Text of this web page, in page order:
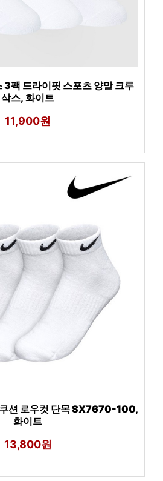
3팩 드라이핏 스포츠 양말 크루
삭스, 화이트
11,900원
션 로우컷 단목 SX7670-100,
화이트
13,800원